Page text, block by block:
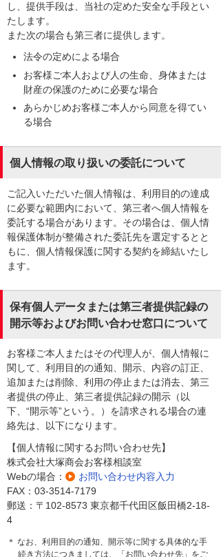
し、提供手段は、当社の定めた安全な手段とい
たします。
また次の場合も第三者に提供します。
法令の定めによる場合
お客様ご本人および人の生命、身体または
財産の保護のために必要な場合
あらかじめお客様ご本人から同意を得てい
る場合
個人情報の取り扱いの委託について
ご記入いただいた個人情報は、利用目的の達成
に必要な範囲内において、第三者へ個人情報を
委託する場合があります。その場合は、個人情
報保護体制が整備された委託先を選定するとと
もに、個人情報保護に関する契約を締結いたし
ます。
保有個人データまたは第三者提供記録の
開示等およびお問い合わせ窓口について
お客様ご本人またはその代理人が、個人情報に
関して、利用目的の通知、開示、内容の訂正、
追加または削除、利用の停止または消去、第三
者提供の停止、第三者提供記録の開示（以
下、“開示等”という。）を請求される場合の連
絡先は、以下になります。
【個人情報に関するお問い合わせ先】
株式会社大塚商会お客様相談室
Webの場合：
お問い合わせ内容入力
FAX：03-3514-7179
郵送：〒102-8573 東京都千代田区飯田橋2-18-
4
＊ なお、利用目的の通知、開示等に関する具体的な手
続き方法につきましては、「お問い合わせ先」をご